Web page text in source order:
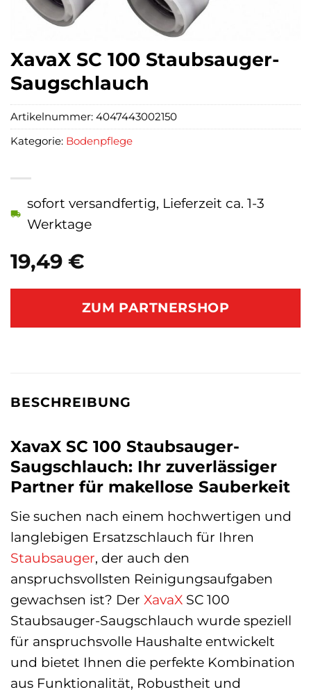
XavaX SC 100 Staubsauger-
Saugschlauch
19,49 €
sofort versandfertig, Lieferzeit ca. 1-3
Werktage
ZUM PARTNERSHOP
Artikelnummer: 4047443002150
Kategorie: Bodenpflege
BESCHREIBUNG
XavaX SC 100 Staubsauger-
Saugschlauch: Ihr zuverlässiger
Partner für makellose Sauberkeit
Sie suchen nach einem hochwertigen und
langlebigen Ersatzschlauch für Ihren
Staubsauger, der auch den
anspruchsvollsten Reinigungsaufgaben
gewachsen ist? Der XavaX SC 100
Staubsauger-Saugschlauch wurde speziell
für anspruchsvolle Haushalte entwickelt
und bietet Ihnen die perfekte Kombination
aus Funktionalität, Robustheit und